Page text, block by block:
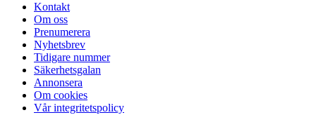
Kontakt
Om oss
Prenumerera
Nyhetsbrev
Tidigare nummer
Säkerhetsgalan
Annonsera
Om cookies
Vår integritetspolicy